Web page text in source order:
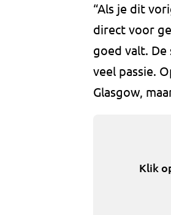
“Als je dit
direct voor
goed valt.
veel passie.
Glasgow,
Klik